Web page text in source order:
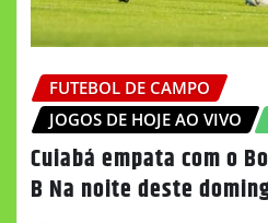
FUTEBOL DE CAMPO
JOGOS DE HOJE AO VIVO
Cuiabá empata com o
B Na noite deste